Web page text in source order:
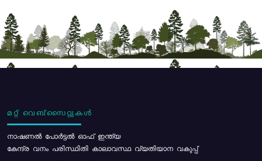
മറ്റ് വെബ്സൈറ്റുകൾ
നാഷണൽ പോർട്ടൽ ഓഫ് ഇന്ത്യ
കേന്ദ്ര വനം പരിസ്ഥിതി കാലാവസ്ഥ വ്യതിയാന വകുപ്പ്